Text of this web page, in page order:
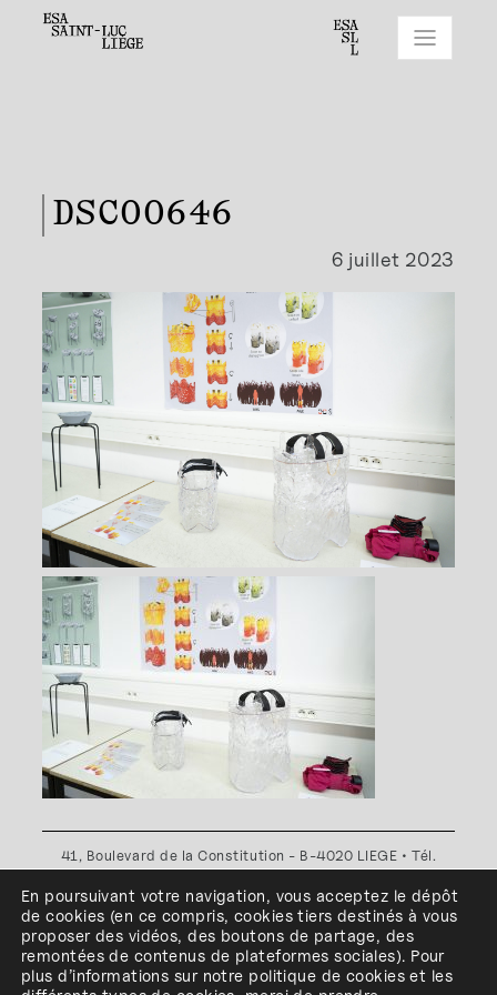
DSC00646
6 juillet 2023
41, Boulevard de la Constitution - B-4020 LIEGE • Tél.
Plan d'accès•Politique de confidentialité•Politique de
cookies•Conditions générales
l'ESA Saint-Luc Liège est membre du
En poursuivant votre navigation, vous acceptez le dépôt
de cookies (en ce compris, cookiestiers destinés à vous
proposer des vidéos, des boutons de partage, des
remontées de contenus de plateformes sociales). Pour
plus d’informations sur notre politique de cookies et les